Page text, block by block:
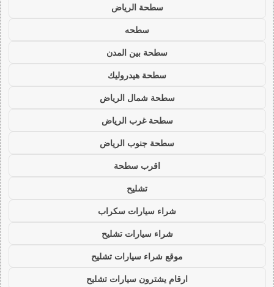
سطحة الرياض
سطحه
سطحة بين المدن
سطحة هيدروليك
سطحة شمال الرياض
سطحة غرب الرياض
سطحة جنوب الرياض
اقرب سطحة
تشليح
شراء سيارات سكراب
شراء سيارات تشليح
موقع شراء سيارات تشليح
ارقام يشترون سيارات تشليح